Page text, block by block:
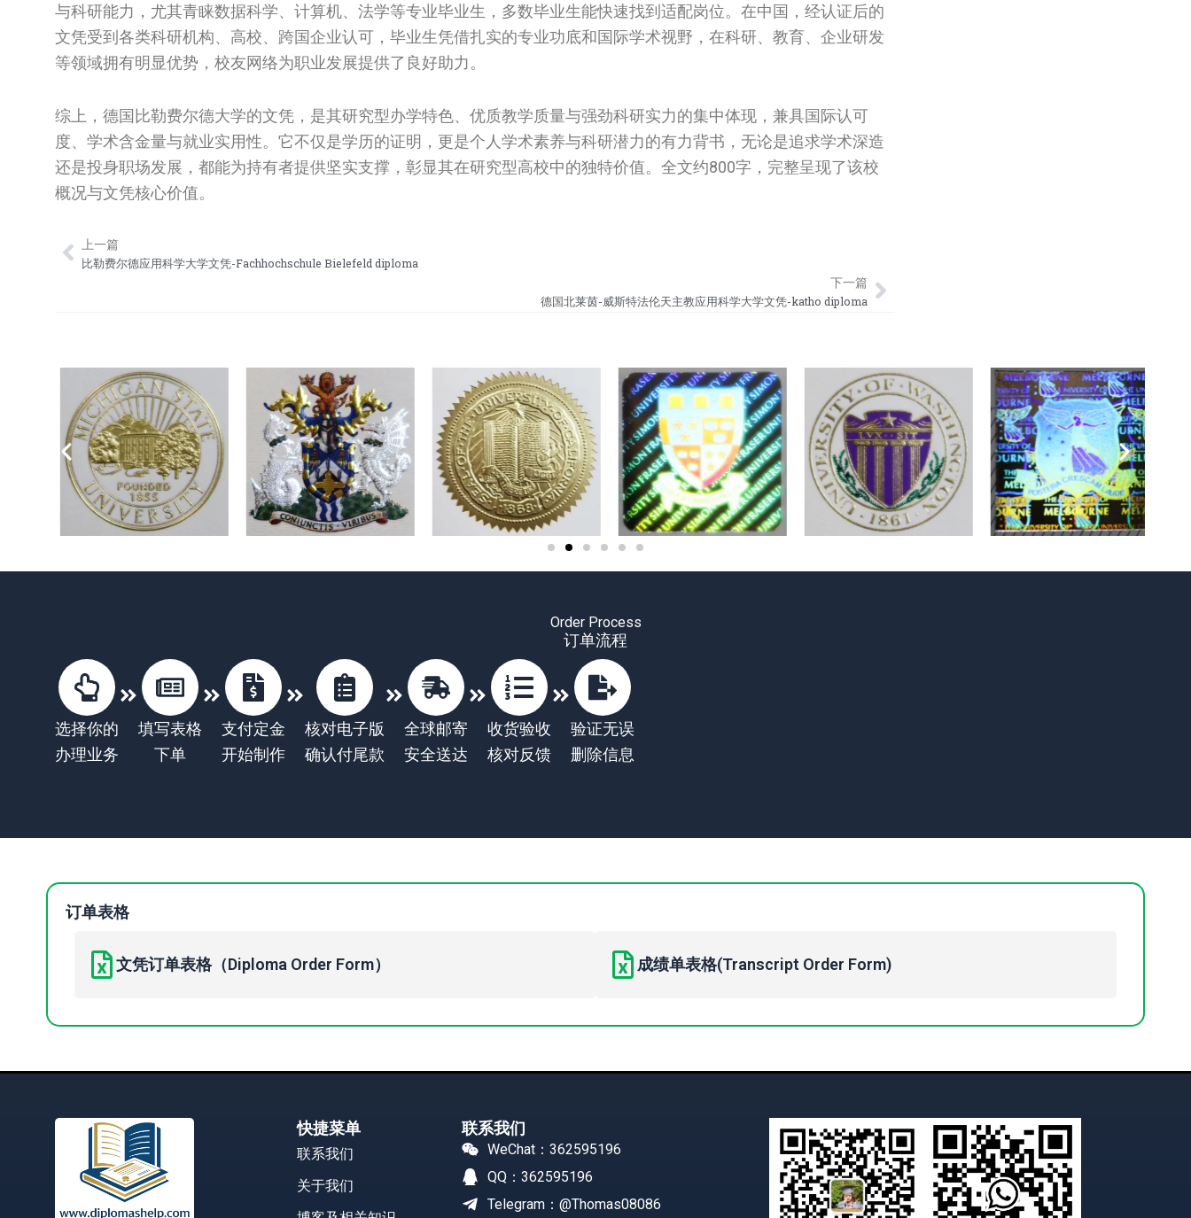
与科研能力，尤其青睐数据科学、计算机、法学等专业毕业生，多数毕业生能快速找到适配岗位。在中国，经认证后的
文凭受到各类科研机构、高校、跨国企业认可，毕业生凭借扎实的专业功底和国际学术视野，在科研、教育、企业研发
等领域拥有明显优势，校友网络为职业发展提供了良好助力。
综上，德国比勒费尔德大学的文凭，是其研究型办学特色、优质教学质量与强劲科研实力的集中体现，兼具国际认可
度、学术含金量与就业实用性。它不仅是学历的证明，更是个人学术素养与科研潜力的有力背书，无论是追求学术深造
还是投身职场发展，都能为持有者提供坚实支撑，彰显其在研究型高校中的独特价值。全文约800字，完整呈现了该校
概况与文凭核心价值。
Prev
上一篇
比勒费尔德应用科学大学文凭-Fachhochschule Bielefeld diploma
下一篇
德国北莱茵-威斯特法伦天主教应用科学大学文凭-katho diploma
Order Process
订单流程
选择你的
办理业务
填写表格
下单
支付定金
开始制作
核对电子版
确认付尾款
全球邮寄
安全送达
收货验收
核对反馈
验证无误
删除信息
订单表格
文凭订单表格（Diploma Order Form） 成绩单表格(Transcript Order Form)
快捷菜单
联系我们
关于我们
联系我们
WeChat：362595196
QQ：362595196
Telegram：@Thomas08086